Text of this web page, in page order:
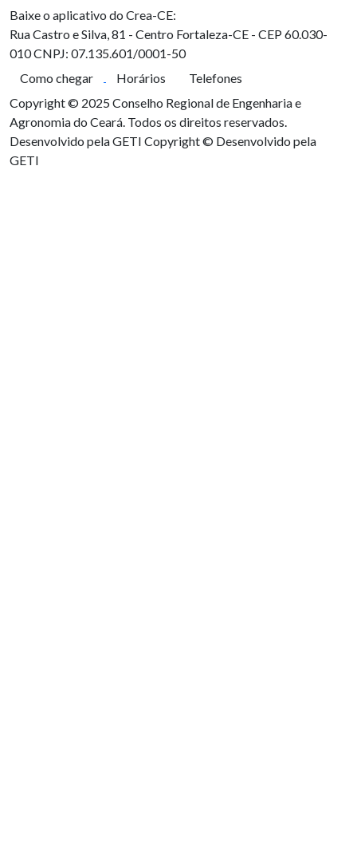
Baixe o aplicativo do Crea-CE:
Rua Castro e Silva, 81 - Centro Fortaleza-CE - CEP 60.030-
010CNPJ: 07.135.601/0001-50
Como chegar
Horários
Telefones
Copyright © 2025 Conselho Regional de Engenharia e
Agronomia do Ceará. Todos os direitos reservados.
Desenvolvido pela GETI Copyright © Desenvolvido pela
GETI